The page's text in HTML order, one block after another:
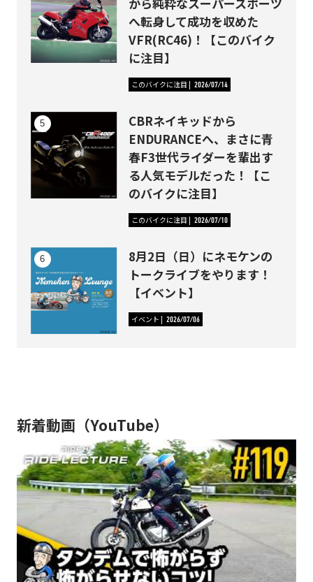
へ転身して成功を収めた
VFR(RC46)！【このバイク
に注目】
このバイクに注目 2026/07/14
CBRネイキッドから
ENDURANCEへ、まさに青
春F3世代ライダーを輩出す
る人気モデルだった！【こ
のバイクに注目】
このバイクに注目 2026/07/10
8月2日（日）にネモケンの
トークライブをやります！
【イベント】
イベント 2026/07/06
新着動画（YouTube）